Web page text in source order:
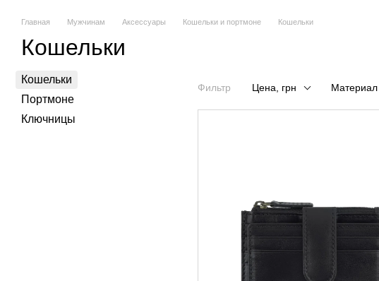
Главная Мужчинам Аксессуары Кошельки и портмоне Кошельки
Кошельки
Фильтр Цена, грн Материал
Кошельки
Портмоне
Ключницы